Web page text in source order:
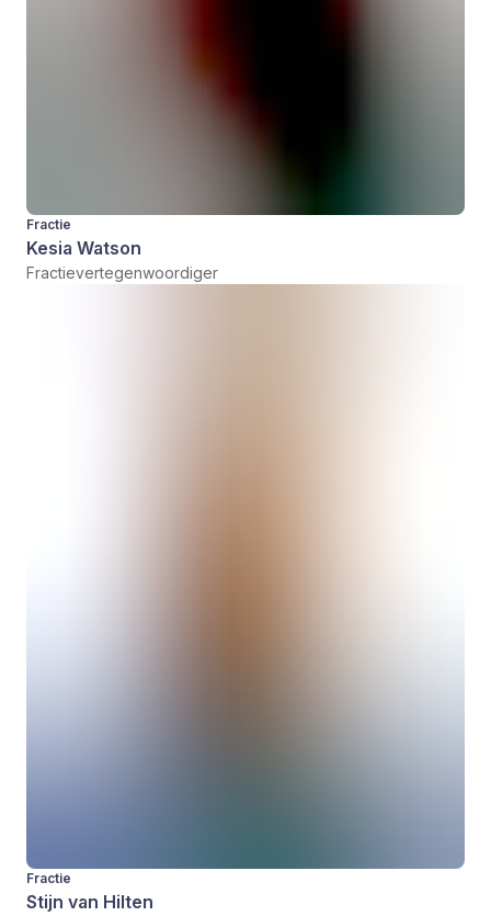
Fractie
Kesia Watson
Fractievertegenwoordiger
Fractie
Stijn van Hilten